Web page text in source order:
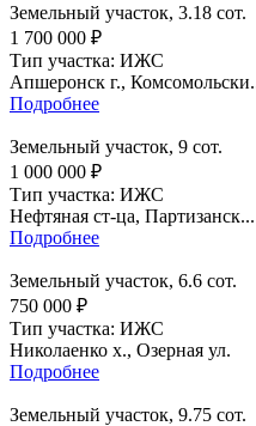
Земельный участок, 3.18 сот.
1 700 000 ₽
Тип участка: ИЖС
Апшеронск г.,
Подробнее
Земельный участок, 9 сот.
1 000 000 ₽
Тип участка: ИЖС
Нефтяная ст-ца, Партизанск...
Подробнее
Земельный участок, 6.6 сот.
750 000 ₽
Тип участка: ИЖС
Николаенко х., Озерная ул.
Подробнее
Земельный участок, 9.75 сот.